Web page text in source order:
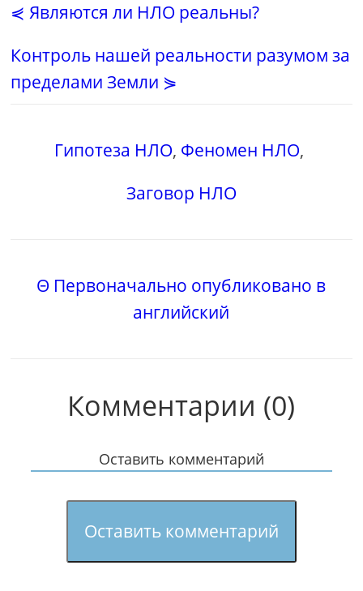
⋞ Являются ли НЛО реальны?
Контроль нашей реальности разумом за
пределами Земли ⋟
Гипотеза НЛО, Феномен НЛО,
Заговор НЛО
Θ Первоначально опубликовано в
английский
Комментарии (0)
Оставить комментарий
Оставить комментарий